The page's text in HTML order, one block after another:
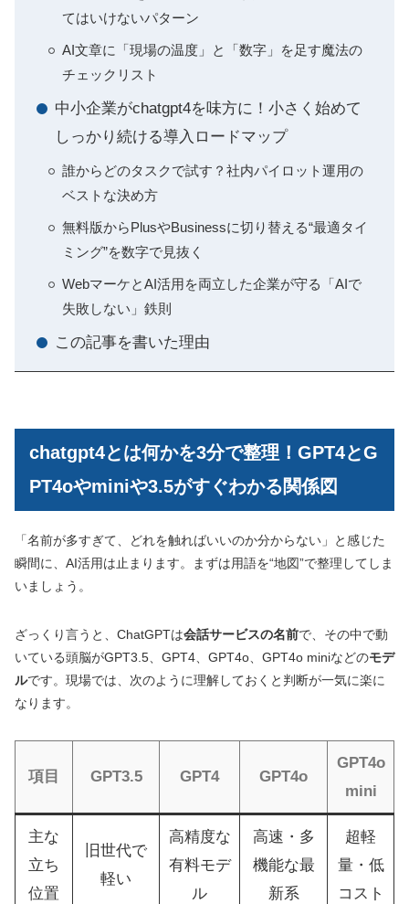
てはいけないパターン
AI文章に「現場の温度」と「数字」を足す魔法の
チェックリスト
中小企業がchatgpt4を味方に！小さく始めて
しっかり続ける導入ロードマップ
誰からどのタスクで試す？社内パイロット運用の
ベストな決め方
無料版からPlusやBusinessに切り替える“最適タイ
ミング”を数字で見抜く
WebマーケとAI活用を両立した企業が守る「AIで
失敗しない」鉄則
この記事を書いた理由
chatgpt4とは何かを3分で整理！GPT4とG
PT4oやminiや3.5がすぐわかる関係図
「名前が多すぎて、どれを触ればいいのか分からない」と感じた
瞬間に、AI活用は止まります。まずは用語を“地図”で整理してしま
いましょう。
ざっくり言うと、ChatGPTは会話サービスの名前で、その中で動
いている頭脳がGPT3.5、GPT4、GPT4o、GPT4o miniなどのモデ
ルです。現場では、次のように理解しておくと判断が一気に楽に
なります。
項目 GPT3.5 GPT4 GPT4o
GPT4o
mini
主な
立ち
位置
旧世代で
軽い
高精度な
有料モデ
ル
高速・多
機能な最
新系
超軽
量・低
コスト